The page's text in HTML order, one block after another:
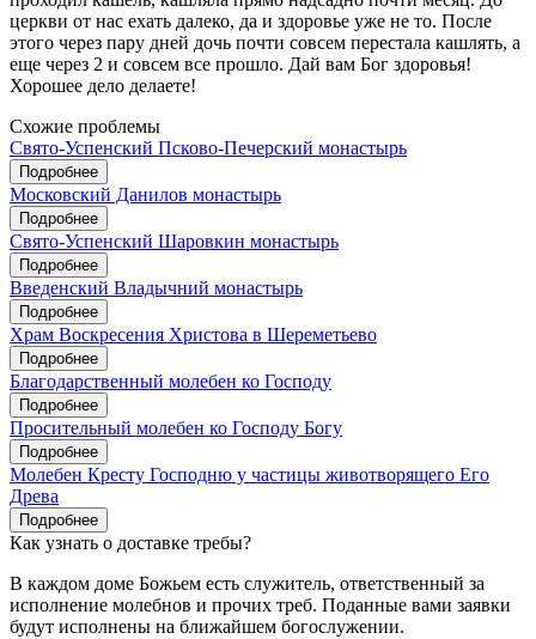
церкви от нас ехать далеко, да и здоровье уже не то. После
этого через пару дней дочь почти совсем перестала кашлять, а
еще через 2 и совсем все прошло. Дай вам Бог здоровья!
Хорошее дело делаете!
Схожие проблемы
Свято-Успенский Псково-Печерский монастырь
Подробнее
Московский Данилов монастырь
Подробнее
Свято-Успенский Шаровкин монастырь
Подробнее
Введенский Владычний монастырь
Подробнее
Храм Воскресения Христова в Шереметьево
Подробнее
Благодарственный молебен ко Господу
Подробнее
Просительный молебен ко Господу Богу
Подробнее
Молебен Кресту Господню у частицы животворящего Его
Древа
Подробнее
Как узнать о доставке требы?
В каждом доме Божьем есть служитель, ответственный за
исполнение молебнов и прочих треб. Поданные вами заявки
будут исполнены на ближайшем богослужении.